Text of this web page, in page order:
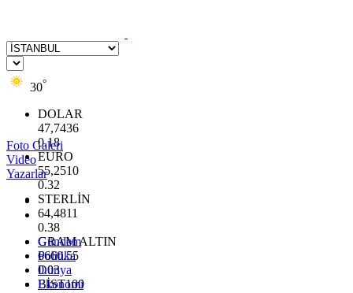
30°
DOLAR
47,7436
0.18
EURO
55,2510
0.32
STERLİN
64,4811
0.38
GRAM ALTIN
6660.55
0.03
BİST100
Foto Galeri
Video
Yazarlar
Gündem
Politika
Dünya
Ekonomi